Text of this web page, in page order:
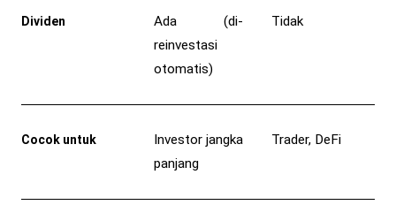
Dividen
Ada (di-
reinvestasi
otomatis)
Tidak
Cocok untuk
Investor jangka
panjang
Trader, DeFi